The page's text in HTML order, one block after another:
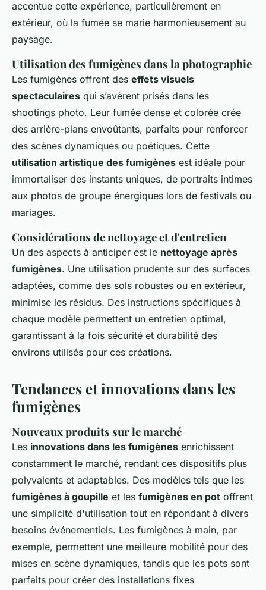
accentue cette expérience, particulièrement en
extérieur, où la fumée se marie harmonieusement au
paysage.
Utilisation des fumigènes dans la photographie
Les fumigènes offrent des effets visuels
spectaculaires qui s’avèrent prisés dans les
shootings photo. Leur fumée dense et colorée crée
des arrière-plans envoûtants, parfaits pour renforcer
des scènes dynamiques ou poétiques. Cette
utilisation artistique des fumigènes est idéale pour
immortaliser des instants uniques, de portraits intimes
aux photos de groupe énergiques lors de festivals ou
mariages.
Considérations de nettoyage et d'entretien
Un des aspects à anticiper est le nettoyage après
fumigènes. Une utilisation prudente sur des surfaces
adaptées, comme des sols robustes ou en extérieur,
minimise les résidus. Des instructions spécifiques à
chaque modèle permettent un entretien optimal,
garantissant à la fois sécurité et durabilité des
environs utilisés pour ces créations.
Tendances et innovations dans les
fumigènes
Nouveaux produits sur le marché
Les innovations dans les fumigènes enrichissent
constamment le marché, rendant ces dispositifs plus
polyvalents et adaptables. Des modèles tels que les
fumigènes à goupille et les fumigènes en pot offrent
une simplicité d'utilisation tout en répondant à divers
besoins événementiels. Les fumigènes à main, par
exemple, permettent une meilleure mobilité pour des
mises en scène dynamiques, tandis que les pots sont
parfaits pour créer des installations fixes